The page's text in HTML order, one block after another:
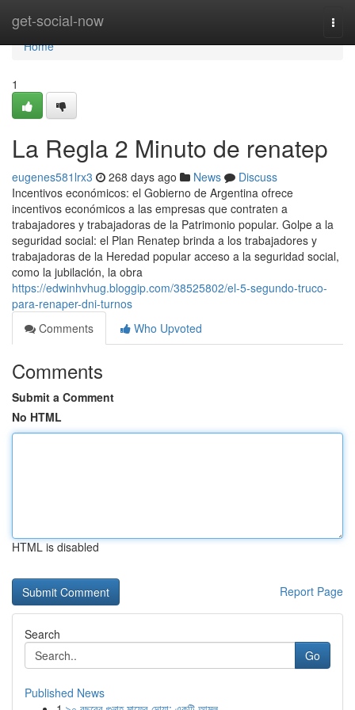
get-social-now
Home
Home
1
La Regla 2 Minuto de renatep
eugenes581lrx3 268 days ago News
Discuss
Incentivos económicos: el Gobierno de Argentina ofrece
incentivos económicos a las empresas que contraten a
trabajadores y trabajadoras de la Patrimonio popular. Golpe a la
seguridad social: el Plan Renatep brinda a los trabajadores y
trabajadoras de la Heredad popular acceso a la seguridad social,
como la jubilación, la obra
https://edwinhvhug.bloggip.com/38525802/el-5-segundo-truco-
para-renaper-dni-turnos
Comments
Who Upvoted
Comments
Submit a Comment
No HTML
HTML is disabled
Report Page
Search
Go
Published News